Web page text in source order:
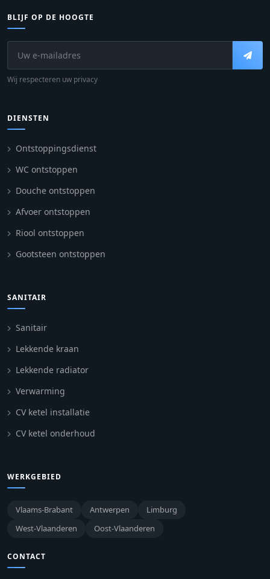
BLIJF OP DE HOOGTE
Wij respecteren uw privacy
DIENSTEN
Ontstoppingsdienst
WC ontstoppen
Douche ontstoppen
Afvoer ontstoppen
Riool ontstoppen
Gootsteen ontstoppen
SANITAIR
Sanitair
Lekkende kraan
Lekkende radiator
Verwarming
CV ketel installatie
CV ketel onderhoud
WERKGEBIED
Vlaams-Brabant Antwerpen
Limburg
West-Vlaanderen
Oost-Vlaanderen
CONTACT